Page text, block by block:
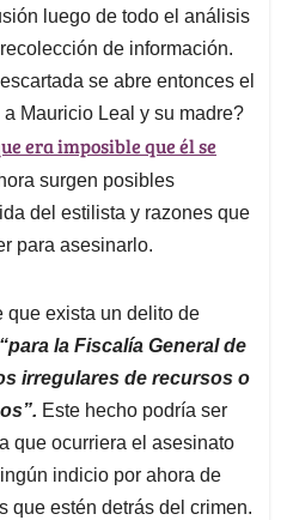
luego de todo el análisis
de información.
se abre entonces el
Mauricio Leal y su madre?
era imposible que él se
surgen posibles
del estilista y razones que
para asesinarlo.
que exista un delito de
“para la Fiscalía General de
irregulares de recursos o
Este hecho podría ser
que ocurriera el asesinato
indicio por ahora de
que estén detrás del crimen.